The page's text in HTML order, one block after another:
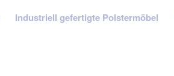
Industriell gefertigte Polstermöbel